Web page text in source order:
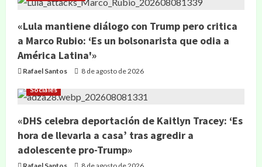
«Lula mantiene diálogo con Trump pero critica
a Marco Rubio: ‘Es un bolsonarista que odia a
América Latina'»
Rafael Santos 8 de agosto de 2026
Sociales
«DHS celebra deportación de Kaitlyn Tracey: ‘Es
hora de llevarla a casa’ tras agredir a
adolescente pro-Trump»